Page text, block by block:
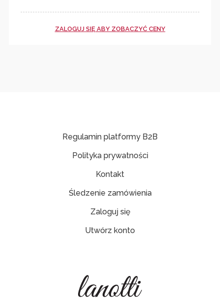
ZALOGUJ SIĘ ABY ZOBACZYĆ CENY
Regulamin platformy B2B
Polityka prywatności
Kontakt
Śledzenie zamówienia
Zaloguj się
Utwórz konto